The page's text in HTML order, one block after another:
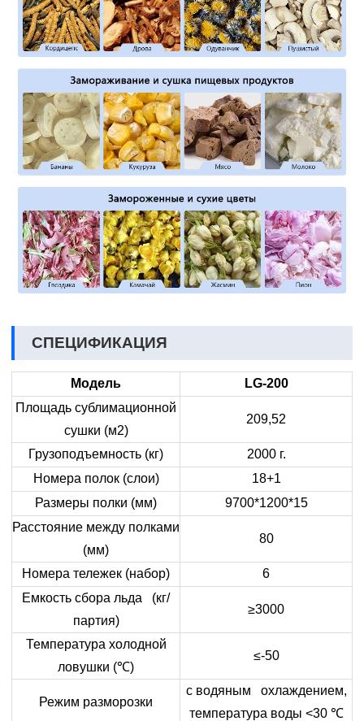
СПЕЦИФИКАЦИЯ
Модель
LG-200
Площадь сублимационной
сушки (м2)
209,52
Грузоподъемность (кг)
2000 г.
Номера полок (слои)
18+1
Размеры полки (мм)
9700*1200*15
Расстояние между полками
(мм)
80
Номера тележек (набор)
6
Емкость сбора льда (кг/
партия)
≥3000
Температура холодной
ловушки (℃)
≤-50
Режим разморозки
с водяным охлаждением,
температура воды <30 ℃